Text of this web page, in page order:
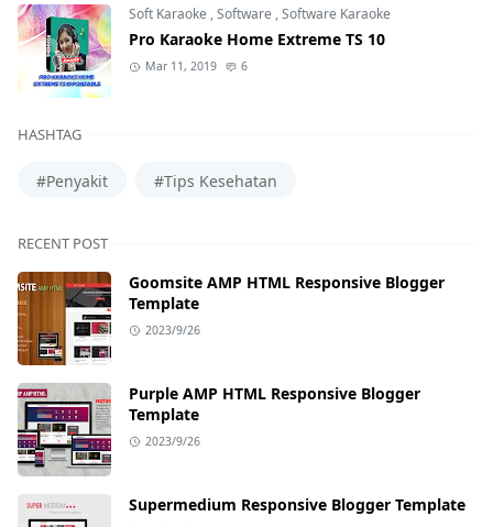
Soft Karaoke ,Software ,Software Karaoke
Pro Karaoke Home Extreme TS 10
Mar 11, 2019 6
HASHTAG
#Penyakit #Tips Kesehatan
RECENT POST
Goomsite AMP HTML Responsive Blogger
Template
2023/9/26
Purple AMP HTML Responsive Blogger
Template
2023/9/26
Supermedium Responsive Blogger Template